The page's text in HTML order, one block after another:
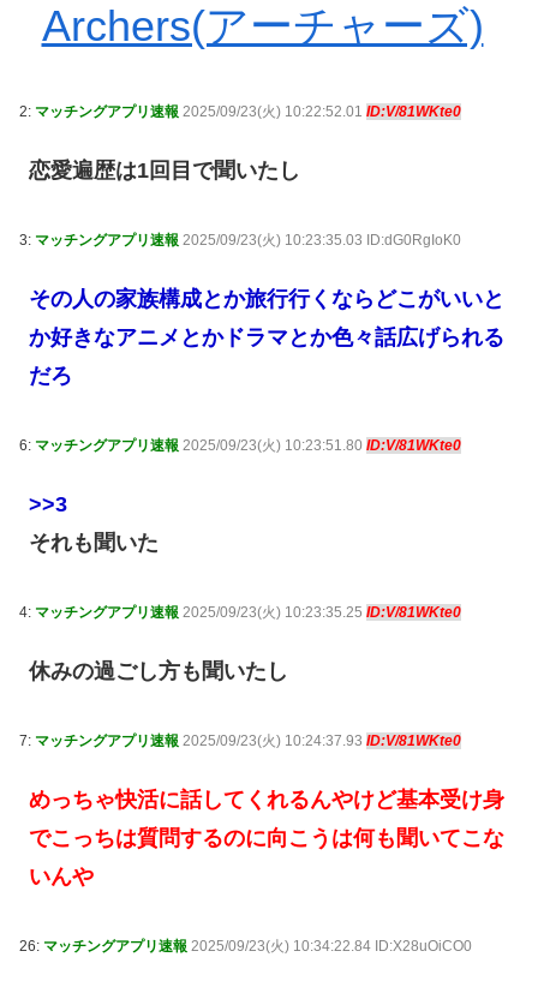
Archers(アーチャーズ)
2: マッチングアプリ速報 2025/09/23(火) 10:22:52.01 ID:V/81WKte0
恋愛遍歴は1回目で聞いたし
3: マッチングアプリ速報 2025/09/23(火) 10:23:35.03 ID:dG0RgIoK0
その人の家族構成とか旅行行くならどこがいいと
か好きなアニメとかドラマとか色々話広げられる
だろ
6: マッチングアプリ速報 2025/09/23(火) 10:23:51.80 ID:V/81WKte0
>>3
それも聞いた
4: マッチングアプリ速報 2025/09/23(火) 10:23:35.25 ID:V/81WKte0
休みの過ごし方も聞いたし
7: マッチングアプリ速報 2025/09/23(火) 10:24:37.93 ID:V/81WKte0
めっちゃ快活に話してくれるんやけど基本受け身
でこっちは質問するのに向こうは何も聞いてこな
いんや
26: マッチングアプリ速報 2025/09/23(火) 10:34:22.84 ID:X28uOiCO0